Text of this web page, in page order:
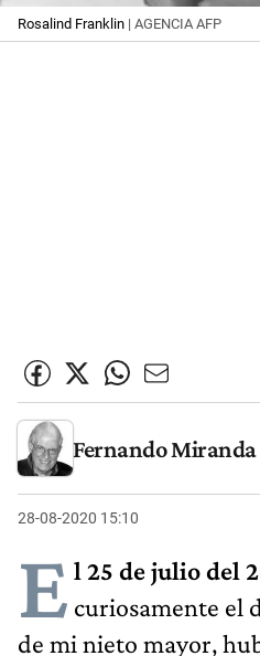
Rosalind Franklin | AGENCIA AFP
Fernando Miranda
28-08-2020 15:10
E l 25 de julio del
curiosamente el
de mi nieto mayor,